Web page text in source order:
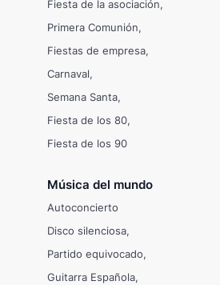
Fiesta de la asociación
Primera Comunión
Fiestas de empresa
Carnaval
Semana Santa
Fiesta de los 80
Fiesta de los 90
Música del mundo
Autoconcierto
Disco silenciosa
Partido equivocado
Guitarra Española